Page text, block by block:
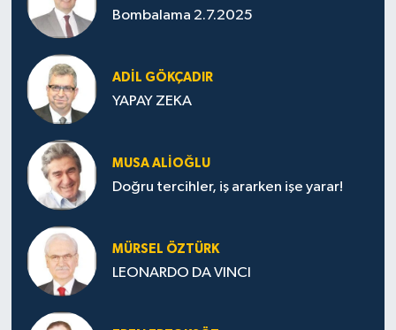
Bombalama 2.7.2025
ADIL GÖKÇADIR
YAPAY ZEKA
MUSA ALIOĞLU
Doğru tercihler, iş ararken işe yarar!
MÜRSEL ÖZTÜRK
LEONARDO DA VINCI